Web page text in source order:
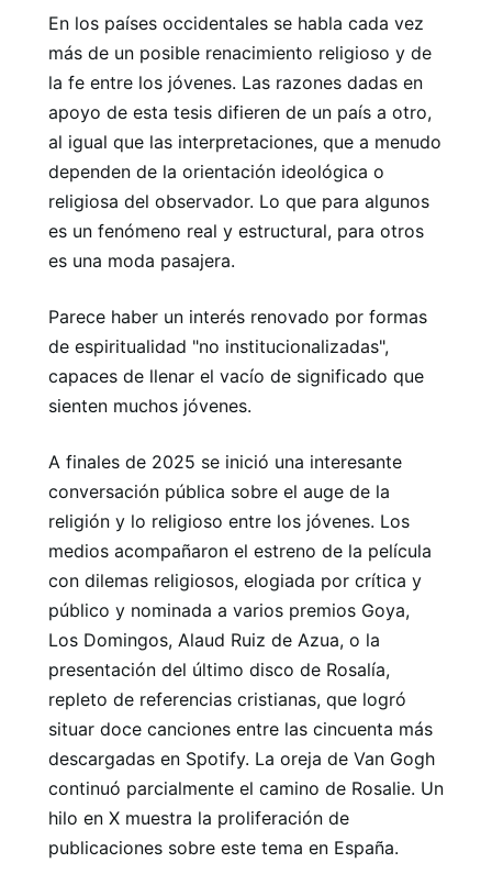
En los países occidentales se habla cada vez
más de un posible renacimiento religioso y de
la fe entre los jóvenes. Las razones dadas en
apoyo de esta tesis difieren de un país a otro,
al igual que las interpretaciones, que a menudo
dependen de la orientación ideológica o
religiosa del observador. Lo que para algunos
es un fenómeno real y estructural, para otros
es una moda pasajera.
Parece haber un interés renovado por formas
de espiritualidad "no institucionalizadas",
capaces de llenar el vacío de significado que
sienten muchos jóvenes.
A finales de 2025 se inició una interesante
conversación pública sobre el auge de la
religión y lo religioso entre los jóvenes. Los
medios acompañaron el estreno de la película
con dilemas religiosos, elogiada por crítica y
público y nominada a varios premios Goya,
Los Domingos, Alaud Ruiz de Azua, o la
presentación del último disco de Rosalía,
repleto de referencias cristianas, que logró
situar doce canciones entre las cincuenta más
descargadas en Spotify. La oreja de Van Gogh
continuó parcialmente el camino de Rosalie. Un
hilo en X muestra la proliferación de
publicaciones sobre este tema en España.